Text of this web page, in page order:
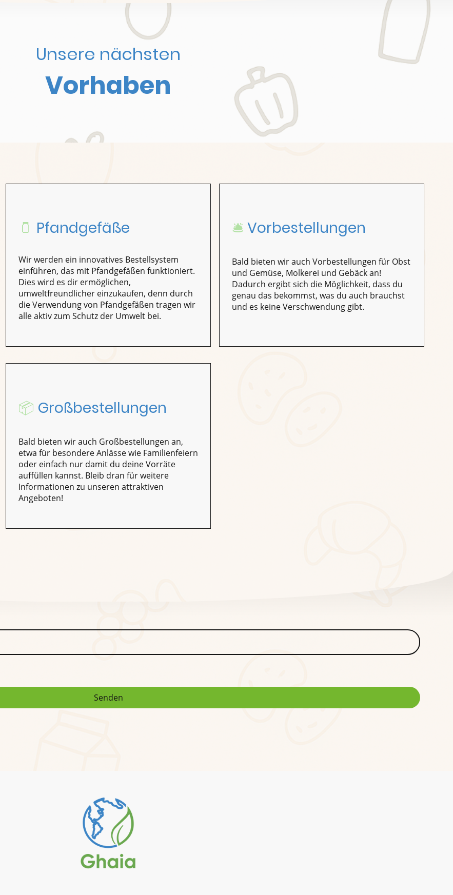
Unsere nächsten
Vorhaben
🫙 Pfandgefäße
Wir werden ein innovatives Bestellsystem
einführen, das mit Pfandgefäßen funktioniert.
Dies wird es dir ermöglichen,
umweltfreundlicher einzukaufen, denn durch
die Verwendung von Pfandgefäßen tragen wir
alle aktiv zum Schutz der Umwelt bei.
🛎️ Vorbestellungen
Bald bieten wir auch Vorbestellungen für Obst
und Gemüse, Molkerei und Gebäck an!
Dadurch ergibt sich die Möglichkeit, dass du
genau das bekommst, was du auch brauchst
und es keine Verschwendung gibt.
📦 Großbestellungen
Bald bieten wir auch Großbestellungen an,
etwa für besondere Anlässe wie Familienfeiern
oder einfach nur damit du deine Vorräte
auffüllen kannst. Bleib dran für weitere
Informationen zu unseren attraktiven
Angeboten!
Senden